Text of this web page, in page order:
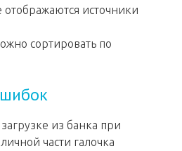
источники
сортировать по
из банка при
части галочка